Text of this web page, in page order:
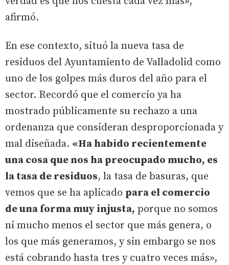
afirmó.
En ese contexto, situó la nueva tasa de
residuos del Ayuntamiento de Valladolid como
uno de los golpes más duros del año para el
sector. Recordó que el comercio ya ha
mostrado públicamente su rechazo a una
ordenanza que consideran desproporcionada y
mal diseñada. «Ha habido recientemente
una cosa que nos ha preocupado mucho, es
la tasa de residuos, la tasa de basuras, que
vemos que se ha aplicado para el comercio
de una forma muy injusta, porque no somos
ni mucho menos el sector que más genera, o
los que más generamos, y sin embargo se nos
está cobrando hasta tres y cuatro veces más»,